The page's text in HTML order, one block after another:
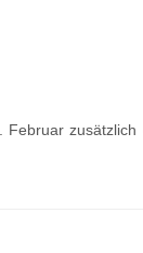
zusätzlich